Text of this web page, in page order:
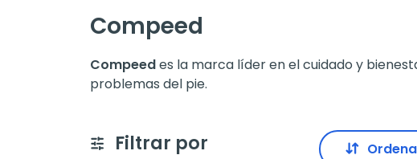
Compeed
Compeedes la marca líder en el cuidado y
problemas del pie.
Filtrar por